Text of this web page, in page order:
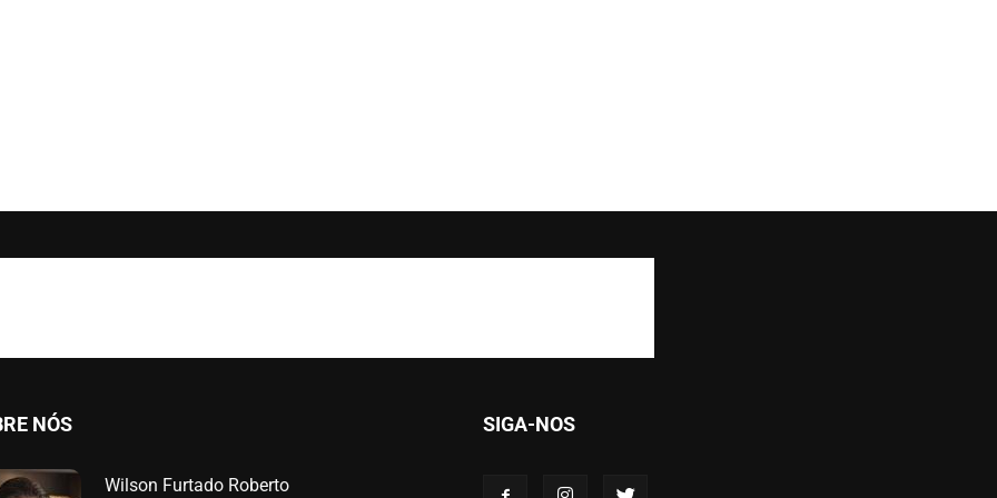
NÓS
Wilson Furtado Roberto
SIGA-NOS